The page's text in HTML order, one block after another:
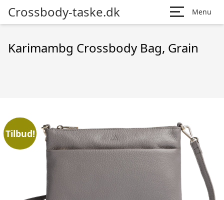
Crossbody-taske.dk Menu
Karimambg Crossbody Bag, Grain
Tilbud!